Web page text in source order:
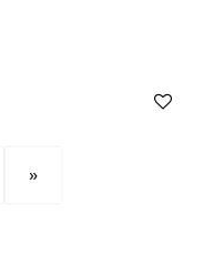
»